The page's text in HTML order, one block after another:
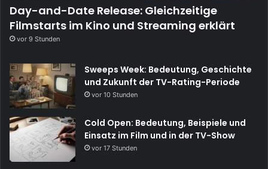
Day-and-Date Release: Gleichzeitige
Filmstarts im Kino und Streaming erklärt
vor 9 Stunden
Sweeps Week: Bedeutung, Geschichte
und Zukunft der TV-Rating-Periode
vor 10 Stunden
Cold Open: Bedeutung, Beispiele und
Einsatz im Film und in der TV-Show
vor 17 Stunden